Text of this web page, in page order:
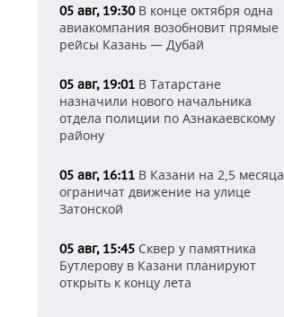
05 авг, 19:30В конце октября одна
авиакомпания возобновит прямые
рейсы Казань — Дубай
05 авг, 19:01 В Татарстане
назначили нового начальника
отдела полиции по Азнакаевскому
району
05 авг, 16:11 В Казани на 2,5 месяца
ограничат движение на улице
Затонской
05 авг, 15:45 Сквер у памятника
Бутлерову в Казани планируют
открыть к концу лета